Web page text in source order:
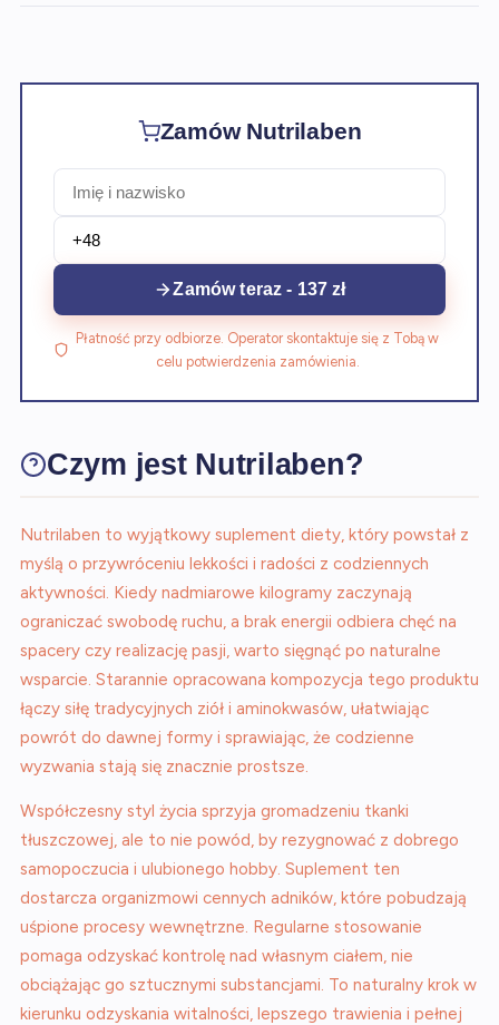
Zamów Nutrilaben
Zamów teraz - 137 zł
Płatność przy odbiorze. Operator skontaktuje się z Tobą w
celu potwierdzenia zamówienia.
Czym jest Nutrilaben?
Nutrilaben to wyjątkowy suplement diety, który powstał z
myślą o przywróceniu lekkości i radości z codziennych
aktywności. Kiedy nadmiarowe kilogramy zaczynają
ograniczać swobodę ruchu, a brak energii odbiera chęć na
spacery czy realizację pasji, warto sięgnąć po naturalne
wsparcie. Starannie opracowana kompozycja tego produktu
łączy siłę tradycyjnych ziół i aminokwasów, ułatwiając
powrót do dawnej formy i sprawiając, że codzienne
wyzwania stają się znacznie prostsze.
Współczesny styl życia sprzyja gromadzeniu tkanki
tłuszczowej, ale to nie powód, by rezygnować z dobrego
samopoczucia i ulubionego hobby. Suplement ten
dostarcza organizmowi cennych adników, które pobudzają
uśpione procesy wewnętrzne. Regularne stosowanie
pomaga odzyskać kontrolę nad własnym ciałem, nie
obciążając go sztucznymi substancjami. To naturalny krok w
kierunku odzyskania witalności, lepszego trawienia i pełnej